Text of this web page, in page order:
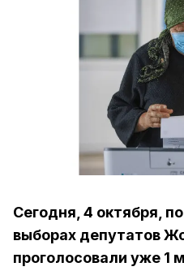
Сегодня, 4 октября,
выборах депутатов
проголосовали уже 1